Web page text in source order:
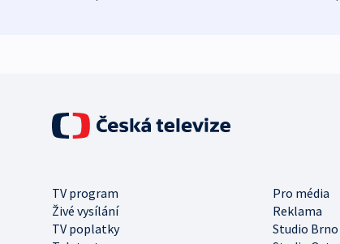
TV program
Pro média
Živé vysílání
Reklama
TV poplatky
Studio Brno